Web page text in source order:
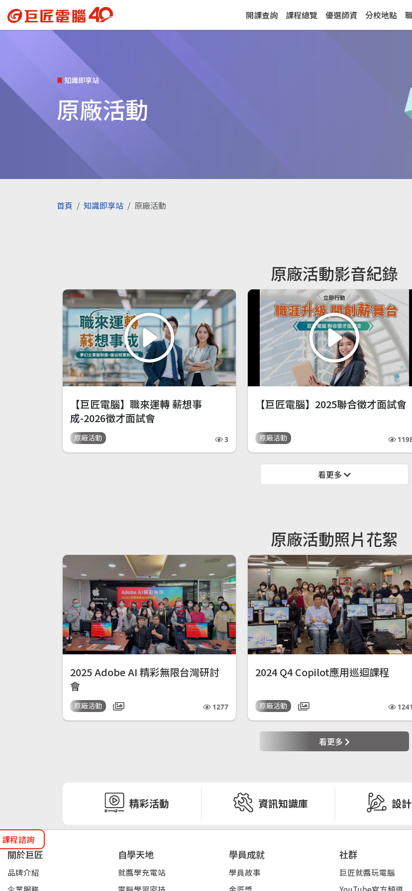
開課查詢 課程總覽 優選師資 分校地點
知識即享站
原廠活動
首頁 知識即享站 原廠活動
原廠活動影音紀錄
【巨匠電腦】職來運轉 薪想事
成-2026徵才面試會
原廠活動 3
【巨匠電腦】2025聯合徵才面試會
原廠活動
看更多
原廠活動照片花絮
2025 Adobe AI 精彩無限台灣研討
會
原廠活動 1277
2024 Q4 Copilot應用巡迴課程
原廠活動 1241
看更多
精彩活動 資訊知識庫 設
課程諮詢
關於巨匠
品牌介紹
自學天地
就醬學充電站
學員成就
學員故事
社群
巨匠就醬玩電腦